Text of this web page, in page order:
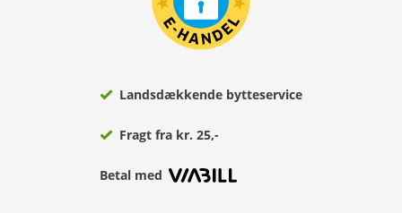
Landsdækkende bytteservice
Fragt fra kr. 25,-
Betal med